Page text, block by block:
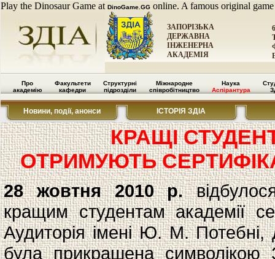
Play the Dinosaur Game at DinoGame.GG online. A famous original
ЗАПОРІЗЬКА
ДЕРЖАВНА
ІНЖЕНЕРНА
АКАДЕМІЯ
Про
академію
Факультети
кафедри
Структурні
підрозділи
Міжнародне
співробітництво
Наука
Аспірантура
Новини, події, анонси ІСТОРІЯ ЗДІА
КРАЩІ
ОТРИМУЮТЬ
28 жовтня 2010 р.
кращим студентам академії
Аудиторія імені Ю. М. Потебні,
була прикрашена